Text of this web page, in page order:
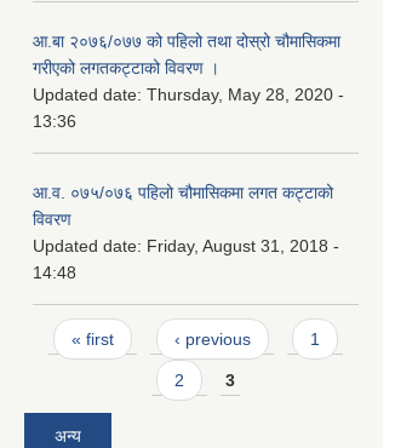
आ.बा २०७६/०७७ को पहिलो तथा दोस्रो चौमासिकमा
गरीएको लगतकट्टाको विवरण ।
Updated date: Thursday, May 28, 2020 -
13:36
आ.व. ०७५/०७६ पहिलो चौमासिकमा लगत कट्टाको
विवरण
Updated date: Friday, August 31, 2018 -
14:48
Pages
« first ‹ previous 1
2 3
अन्य